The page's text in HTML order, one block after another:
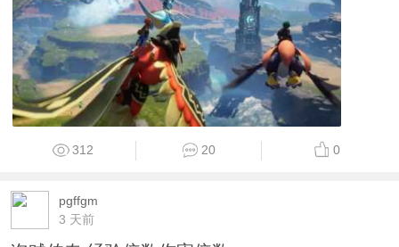
312 20 0
pgffgm
3 天前